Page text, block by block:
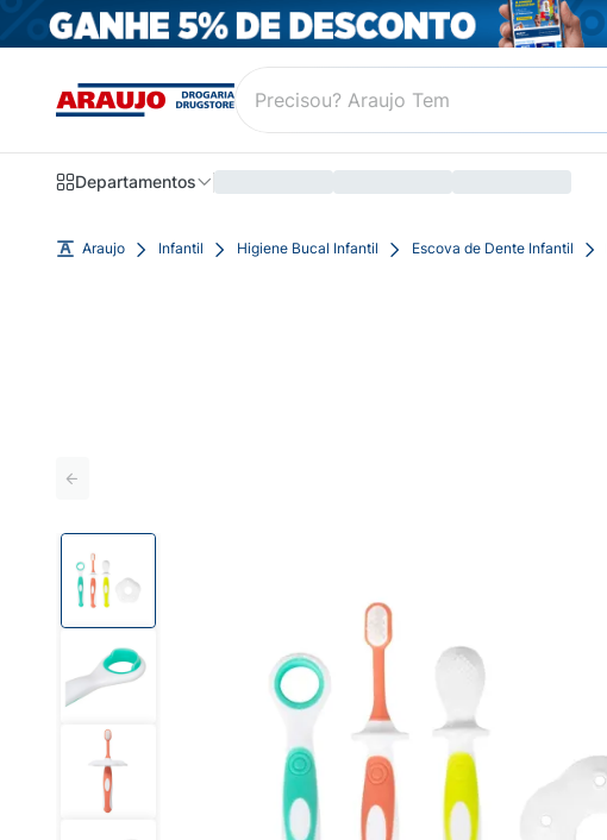
Departamentos
Araujo Infantil Higiene Bucal Infantil Escova de Dente Infantil